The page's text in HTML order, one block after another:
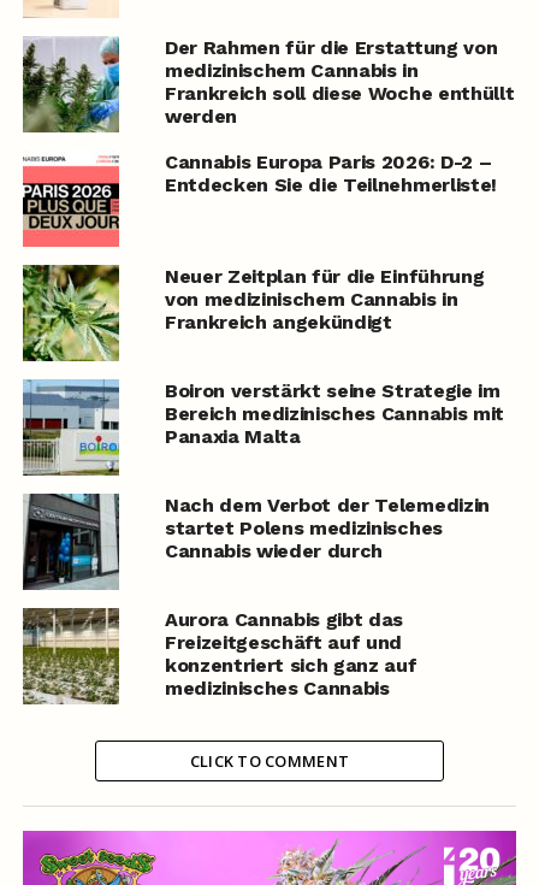
Der Rahmen für die Erstattung von
medizinischem Cannabis in
Frankreich soll diese Woche enthüllt
werden
Cannabis Europa Paris 2026: D-2 –
Entdecken Sie die Teilnehmerliste!
Neuer Zeitplan für die Einführung
von medizinischem Cannabis in
Frankreich angekündigt
Boiron verstärkt seine Strategie im
Bereich medizinisches Cannabis mit
Panaxia Malta
Nach dem Verbot der Telemedizin
startet Polens medizinisches
Cannabis wieder durch
Aurora Cannabis gibt das
Freizeitgeschäft auf und
konzentriert sich ganz auf
medizinisches Cannabis
CLICK TO COMMENT